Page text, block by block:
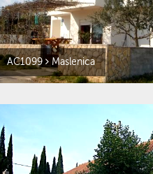
AC1099 Maslenica